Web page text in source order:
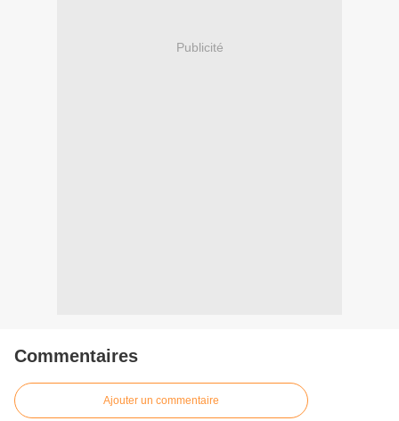
Publicité
Commentaires
Ajouter un commentaire